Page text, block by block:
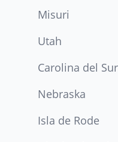
Misuri
Utah
Carolina del Sur
Nebraska
Isla de Rode